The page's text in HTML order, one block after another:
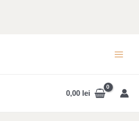
0,00 lei